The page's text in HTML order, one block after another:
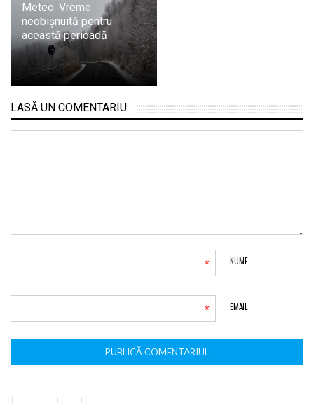
Meteo. Vreme
neobișnuită pentru
această perioadă
LASĂ UN COMENTARIU
NUME
*
EMAIL
*